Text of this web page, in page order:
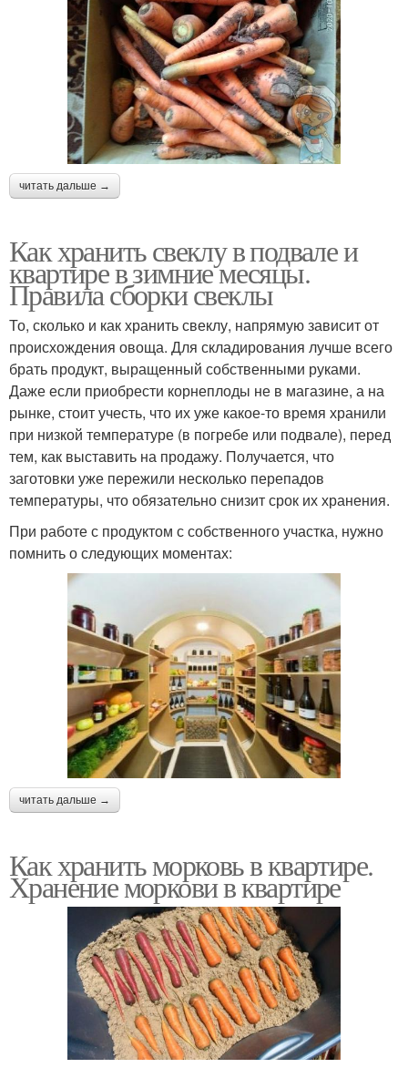
читать дальше →
Как хранить свеклу в подвале и
квартире в зимние месяцы.
Правила сборки свеклы
То, сколько и как хранить свеклу, напрямую зависит от
происхождения овоща. Для складирования лучше всего
брать продукт, выращенный собственными руками.
Даже если приобрести корнеплоды не в магазине, а на
рынке, стоит учесть, что их уже какое-то время хранили
при низкой температуре (в погребе или подвале), перед
тем, как выставить на продажу. Получается, что
заготовки уже пережили несколько перепадов
температуры, что обязательно снизит срок их хранения.
При работе с продуктом с собственного участка, нужно
помнить о следующих моментах:
читать дальше →
Как хранить морковь в квартире.
Хранение моркови в квартире